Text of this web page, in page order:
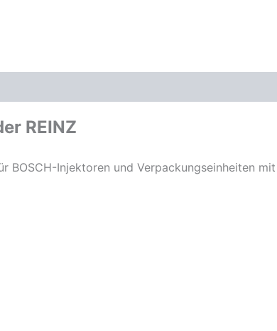
REINZ
Injektoren und Verpackungseinheiten